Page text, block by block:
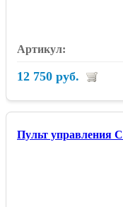
12 750 руб.
Пульт управления